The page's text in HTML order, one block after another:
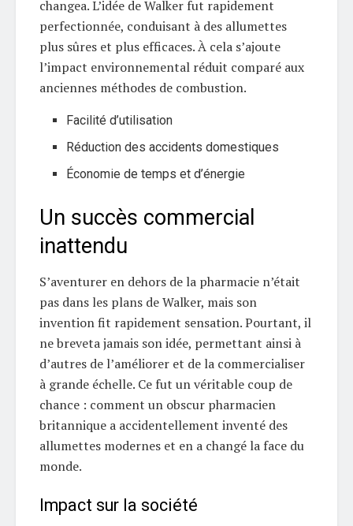
changea. L’idée de Walker fut rapidement
perfectionnée, conduisant à des allumettes
plus sûres et plus efficaces. À cela s’ajoute
l’impact environnemental réduit comparé aux
anciennes méthodes de combustion.
Facilité d’utilisation
Réduction des accidents domestiques
Économie de temps et d’énergie
Un succès commercial
inattendu
S’aventurer en dehors de la pharmacie n’était
pas dans les plans de Walker, mais son
invention fit rapidement sensation. Pourtant, il
ne breveta jamais son idée, permettant ainsi à
d’autres de l’améliorer et de la commercialiser
à grande échelle. Ce fut un véritable coup de
chance : comment un obscur pharmacien
britannique a accidentellement inventé des
allumettes modernes et en a changé la face du
monde.
Impact sur la société